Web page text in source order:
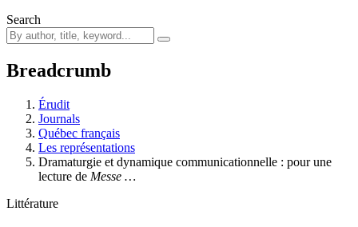
Search
Breadcrumb
Érudit
Journals
Québec français
Les représentations
Dramaturgie et dynamique communicationnelle : pour une
lecture de Messe …
Littérature